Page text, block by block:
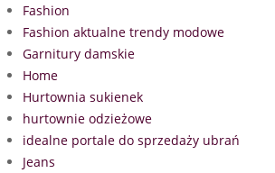
Fashion
Fashion aktualne trendy modowe
Garnitury damskie
Home
Hurtownia sukienek
hurtownie odzieżowe
idealne portale do sprzedaży ubrań
Jeans